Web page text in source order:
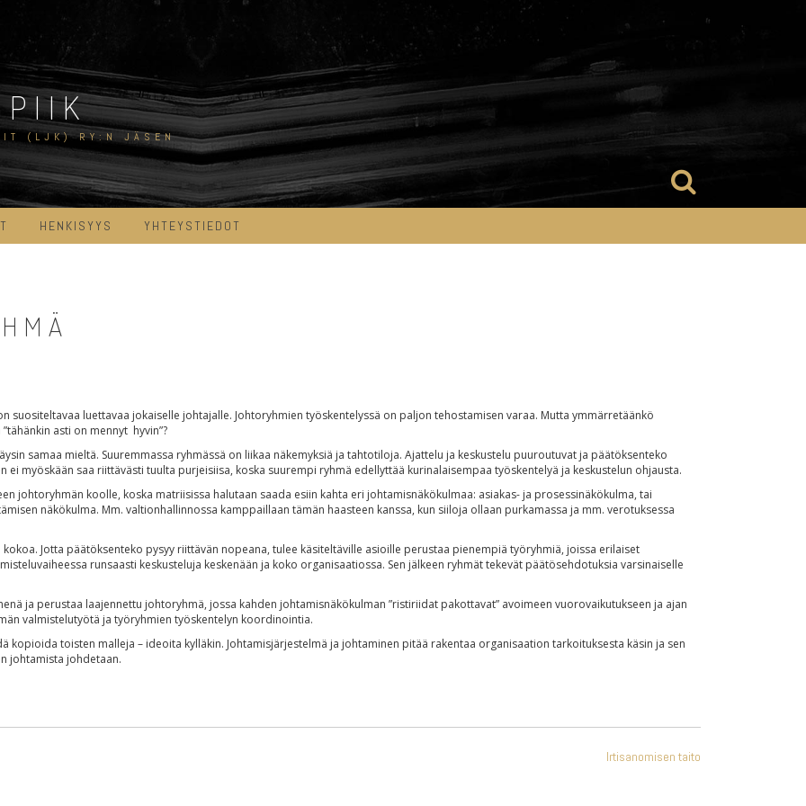
(LJK) RY:N JÄSEN
HENKISYYS YHTEYSTIEDOT
suositeltavaa luettavaa jokaiselle johtajalle. Johtoryhmien työskentelyssä on paljon tehostamisen varaa. Mutta ymmärretäänkö
asti on mennyt hyvin”?
samaa mieltä. Suuremmassa ryhmässä on liikaa näkemyksiä ja tahtotiloja. Ajattelu ja keskustelu puuroutuvat ja päätöksenteko
ei myöskään saa riittävästi tuulta purjeisiisa, koska suurempi ryhmä edellyttää kurinalaisempaa työskentelyä ja keskustelun ohjausta.
johtoryhmän koolle, koska matriisissa halutaan saada esiin kahta eri johtamisnäkökulmaa: asiakas- ja prosessinäkökulma, tai
näkökulma. Mm. valtionhallinnossa kamppaillaan tämän haasteen kanssa, kun siiloja ollaan purkamassa ja mm. verotuksessa
Jotta päätöksenteko pysyy riittävän nopeana, tulee käsiteltäville asioille perustaa pienempiä työryhmiä, joissa erilaiset
runsaasti keskusteluja keskenään ja koko organisaatiossa. Sen jälkeen ryhmät tekevät päätösehdotuksia varsinaiselle
ja perustaa laajennettu johtoryhmä, jossa kahden johtamisnäkökulman ”ristiriidat pakottavat” avoimeen vuorovaikutukseen ja ajan
valmistelutyötä ja työryhmien työskentelyn koordinointia.
kopioida toisten malleja – ideoita kylläkin. Johtamisjärjestelmä ja johtaminen pitää rakentaa organisaation tarkoituksesta käsin ja sen
johtamista johdetaan.
Irtisanomisen taito